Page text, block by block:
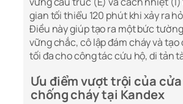
gian tối thiểu 120 phút khi xảy ra
Điều này giúp tạo ra một bức
vững chắc, cô lập đám cháy và tạo
tối đa cho công tác cứu hộ, di tản
Ưu điểm vượt trội của
chống cháy tại Kandex